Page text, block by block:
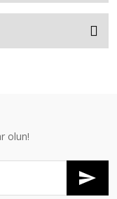
olun!